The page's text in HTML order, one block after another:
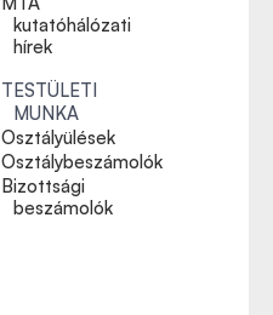
kutatóhálózati
hírek
TESTÜLETI
MUNKA
Osztályülések
Osztálybeszámolók
Bizottsági
beszámolók